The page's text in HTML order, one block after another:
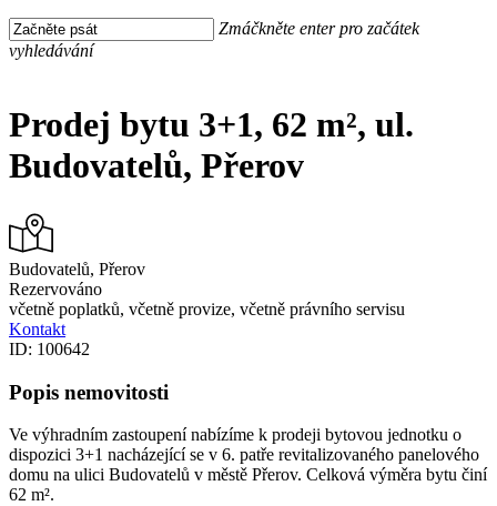
Zmáčkněte enter pro začátek
vyhledávání
Prodej bytu 3+1, 62 m², ul.
Budovatelů, Přerov
Budovatelů, Přerov
Rezervováno
včetně poplatků, včetně provize, včetně právního servisu
Kontakt
ID: 100642
Popis nemovitosti
Ve výhradním zastoupení nabízíme k prodeji bytovou jednotku o
dispozici 3+1 nacházející se v 6. patře revitalizovaného panelového
domu na ulici Budovatelů v městě Přerov. Celková výměra bytu činí
62 m².